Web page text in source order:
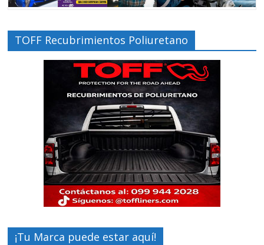
TOFF Recubrimientos Poliuretano
¡Tu Marca puede estar aquí!